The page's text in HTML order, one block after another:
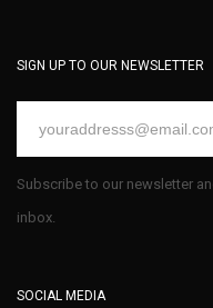
SIGN UP TO OUR NEWSLETTER
Subscribe to our newsletter
inbox.
SOCIAL MEDIA